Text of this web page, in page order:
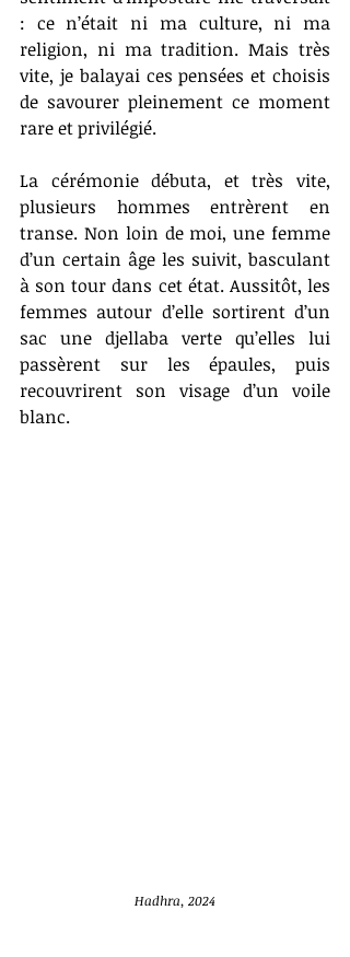
: ce n’était ni ma culture, ni ma
religion, ni ma tradition. Mais très
vite, je balayai ces pensées et choisis
de savourer pleinement ce moment
rare et privilégié.
La cérémonie débuta, et très vite,
plusieurs hommes entrèrent en
transe. Non loin de moi, une femme
d’un certain âge les suivit, basculant
à son tour dans cet état. Aussitôt, les
femmes autour d’elle sortirent d’un
sac une djellaba verte qu’elles lui
passèrent sur les épaules, puis
recouvrirent son visage d’un voile
blanc.
Hadhra, 2024